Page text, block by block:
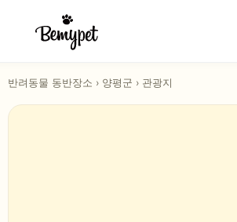
반려동물 동반장소 › 양평군 › 관광지